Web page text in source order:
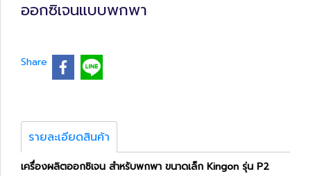
ออกซิเจนแบบพกพา
Share
รายละเอียดสินค้า
เครื่องผลิตออกซิเจน สำหรับพกพา ขนาดเล็ก Kingon รุ่น P2